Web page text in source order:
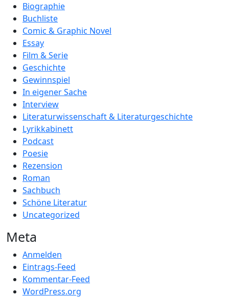
Biographie
Buchliste
Comic & Graphic Novel
Essay
Film & Serie
Geschichte
Gewinnspiel
In eigener Sache
Interview
Literaturwissenschaft & Literaturgeschichte
Lyrikkabinett
Podcast
Poesie
Rezension
Roman
Sachbuch
Schöne Literatur
Uncategorized
Meta
Anmelden
Eintrags-Feed
Kommentar-Feed
WordPress.org